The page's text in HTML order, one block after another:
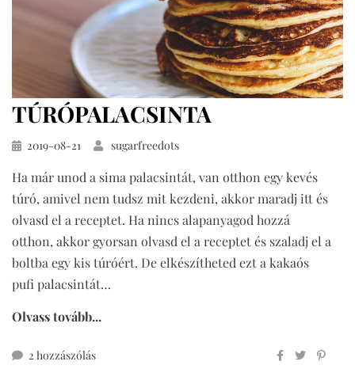
TÚRÓPALACSINTA
Közzétéve
2019-08-21 sugarfreedots
Ha már unod a sima palacsintát, van otthon egy kevés
túró, amivel nem tudsz mit kezdeni, akkor maradj itt és
olvasd el a receptet. Ha nincs alapanyagod hozzá
otthon, akkor gyorsan olvasd el a receptet és szaladj el a
boltba egy kis túróért. De elkészítheted ezt a kakaós
pufi palacsintát…
Olvass tovább...
2 hozzászólástúrópalacsinta